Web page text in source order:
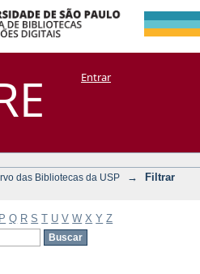
por:
+ CoriscoEntrar
das Bibliotecas da USP →
Filtrar
P Q R S T U V W X Y Z